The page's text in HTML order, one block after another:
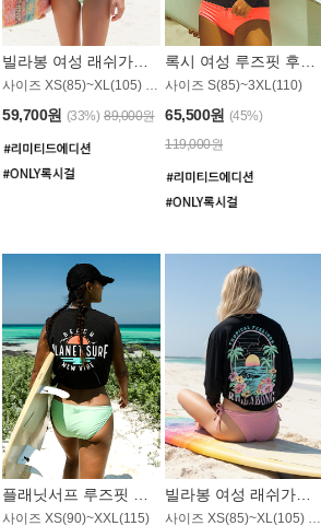
59,700원 (33%) 89,000원
사이즈 S(85)~3XL(110)
65,500원 (45%)
119,000원
사이즈 XS(90)~XXL(115) 사이즈 XS(85)~XL(105) / 오버핏